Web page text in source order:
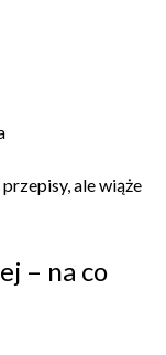
ale wiąże
– na co